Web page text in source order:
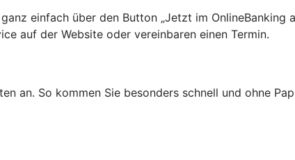
einfach über den Button „Jetzt im OnlineBanking
auf der Website oder vereinbaren einen Termin.
an. So kommen Sie besonders schnell und ohne